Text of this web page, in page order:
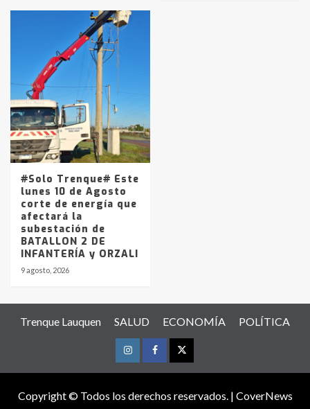
#Solo Trenque# Este
lunes 10 de Agosto
corte de energía que
afectará la
subestación de
BATALLON 2 DE
INFANTERÍA y ORZALI
9 agosto, 2026
Trenque Lauquen SALUD ECONOMÍA POLÍTICA
InstagramFacebookTwitter
Copyright © Todos los derechos reservados. | CoverNews